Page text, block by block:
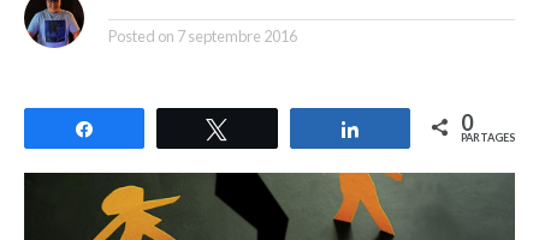
Posted on 7 septembre 2016
Partagez 0
PARTAGES